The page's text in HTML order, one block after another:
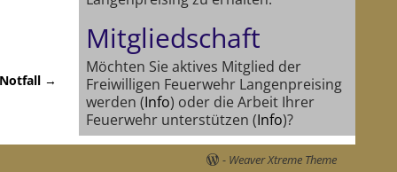
→
Mitgliedschaft
Möchten Sie aktives Mitglied der
Freiwilligen Feuerwehr Langenpreising
werden (Info) oder die Arbeit Ihrer
Feuerwehr unterstützen (Info)?
- Weaver Xtreme Theme